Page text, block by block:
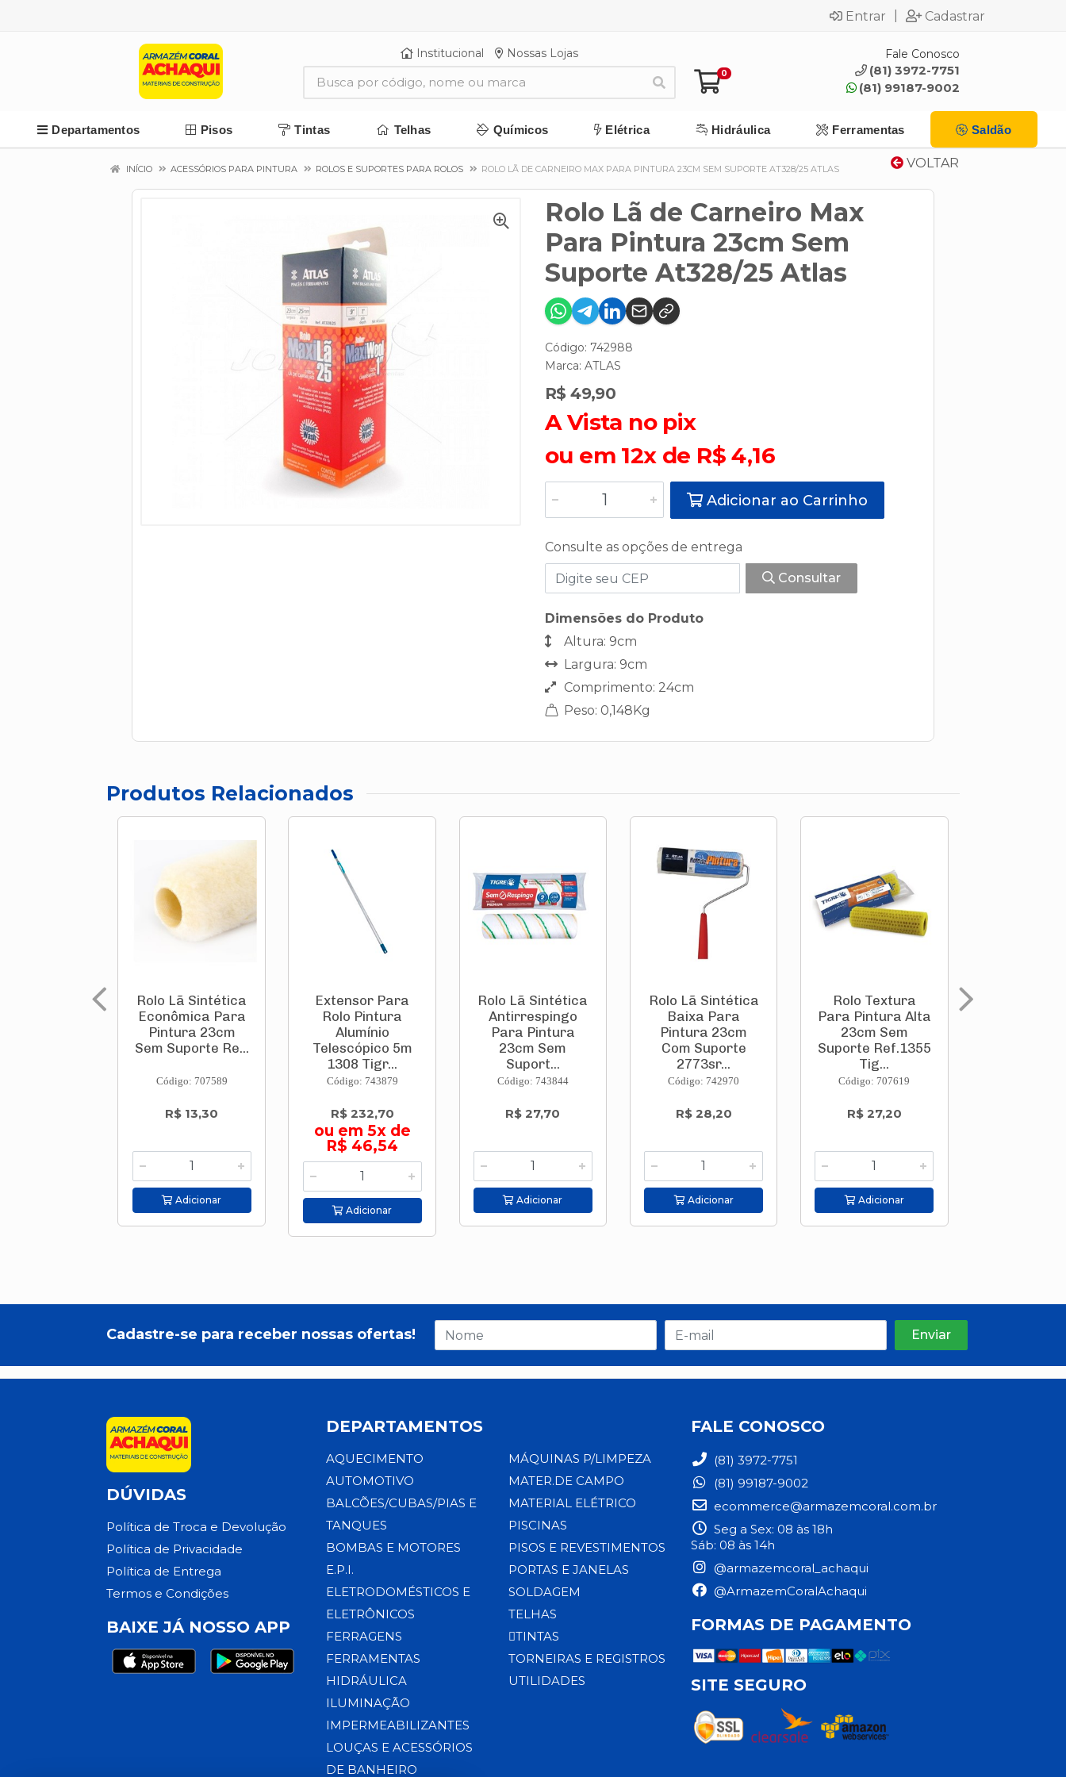
Entrar Cadastrar
Institucional Nossas Lojas
0
Fale Conosco
(81) 3972-7751
(81) 99187-9002
Departamentos Pisos Tintas Telhas Químicos Elétrica Hidráulica Ferramentas Saldão
VOLTAR
INÍCIO ACESSÓRIOS PARA PINTURA ROLOS E SUPORTES PARA ROLOS ROLO LÃ DE CARNEIRO MAX PARA PINTURA 23CM SEM SUPORTE AT328/25 ATLAS
Rolo Lã de Carneiro Max
Para Pintura 23cm Sem
Suporte At328/25 Atlas
Código: 742988
Marca: ATLAS
R$ 49,90
A Vista no pix
ou em 12x de R$ 4,16
Adicionar ao Carrinho
Consulte as opções de entrega
Consultar
Dimensões do Produto
Altura: 9cm
Largura: 9cm
Comprimento: 24cm
Peso: 0,148Kg
Produtos Relacionados
Rolo Lã Sintética
Econômica Para
Pintura 23cm
Sem Suporte Re...
Código: 707589
R$ 13,30
Adicionar
Extensor Para
Rolo Pintura
Alumínio
Telescópico 5m
1308 Tigr...
Código: 743879
R$ 232,70
ou em 5x de
R$ 46,54
Adicionar
Rolo Lã Sintética
Antirrespingo
Para Pintura
23cm Sem
Suport...
Código: 743844
R$ 27,70
Adicionar
Rolo Lã Sintética
Baixa Para
Pintura 23cm
Com Suporte
2773sr...
Código: 742970
R$ 28,20
Adicionar
Rolo Textura
Para Pintura Alta
23cm Sem
Suporte Ref.1355
Tig...
Código: 707619
R$ 27,20
Adicionar
Cadastre-se para receber nossas ofertas!
DÚVIDAS
Política de Troca e Devolução
Política de Privacidade
Política de Entrega
Termos e Condições
BAIXE JÁ NOSSO APP
DEPARTAMENTOS
AQUECIMENTO
AUTOMOTIVO
BALCÕES/CUBAS/PIAS E
TANQUES
BOMBAS E MOTORES
E.P.I.
ELETRODOMÉSTICOS E
ELETRÔNICOS
FERRAGENS
FERRAMENTAS
HIDRÁULICA
ILUMINAÇÃO
IMPERMEABILIZANTES
LOUÇAS E ACESSÓRIOS
DE BANHEIRO
MÁQUINAS P/LIMPEZA
MATER.DE CAMPO
MATERIAL ELÉTRICO
PISCINAS
PISOS E REVESTIMENTOS
PORTAS E JANELAS
SOLDAGEM
TELHAS
TINTAS
TORNEIRAS E REGISTROS
UTILIDADES
FALE CONOSCO
(81) 3972-7751
(81) 99187-9002
ecommerce@armazemcoral.com.br
Seg a Sex: 08 às 18h
Sáb: 08 às 14h
@armazemcoral_achaqui
@ArmazemCoralAchaqui
FORMAS DE PAGAMENTO
SITE SEGURO